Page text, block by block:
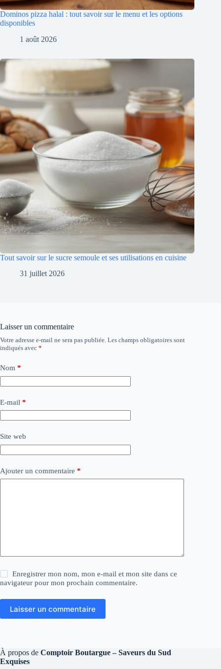
Dominos pizza halal : tout savoir sur le menu et les options
disponibles
1 août 2026
Tout savoir sur le sucre semoule et ses utilisations en cuisine
31 juillet 2026
Laisser un commentaire
Votre adresse e-mail ne sera pas publiée. Les champs obligatoires sont
indiqués avec *
Nom *
E-mail *
Site web
Ajouter un commentaire *
Enregistrer mon nom, mon e-mail et mon site dans ce
navigateur pour mon prochain commentaire.
Laisser un commentaire
À propos de Comptoir Boutargue – Saveurs du Sud
Exquises